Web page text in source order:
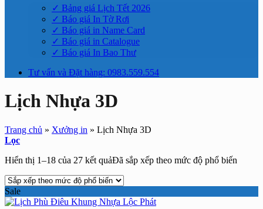
✓ Bảng giá Lịch Tết 2026
✓ Báo giá In Tờ Rơi
✓ Báo giá in Name Card
✓ Báo giá in Catalogue
✓ Báo giá In Bao Thư
Tư vấn và Đặt hàng: 0983.559.554
Lịch Nhựa 3D
Trang chủ » Xưởng in » Lịch Nhựa 3D
Lọc
Hiển thị 1–18 của 27 kết quảĐã sắp xếp theo mức độ phổ biến
Sale